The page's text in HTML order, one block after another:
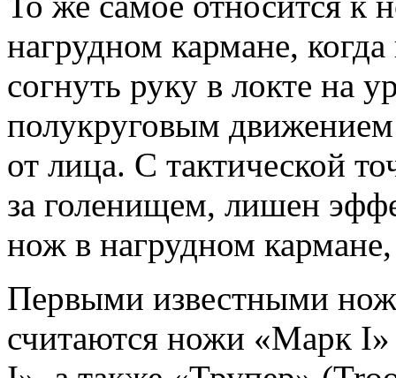
нагрудном кармане,
согнуть руку в локте на
полукруговым движением
от лица. С тактической
за голенищем, лишен
нож в нагрудном
Первыми известными
считаются ножи «Марк